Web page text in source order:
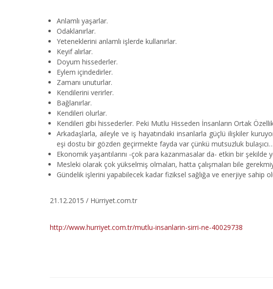
Anlamlı yaşarlar.
Odaklanırlar.
Yeteneklerini anlamlı işlerde kullanırlar.
Keyif alırlar.
Doyum hissederler.
Eylem içindedirler.
Zamanı unuturlar.
Kendilerini verirler.
Bağlanırlar.
Kendileri olurlar.
Kendileri gibi hissederler. Peki Mutlu Hisseden İnsanların Ortak
Arkadaşlarla, aileyle ve iş hayatındaki insanlarla güçlü ilişkiler
eşi dostu bir gözden geçirmekte fayda var çünkü mutsuzluk
Ekonomik yaşantılarını -çok para kazanmasalar da- etkin bir şekilde
Mesleki olarak çok yükselmiş olmaları, hatta çalışmaları bile
Gündelik işlerini yapabilecek kadar fiziksel sağlığa ve enerjiye sahip
21.12.2015 / Hürriyet.com.tr
http://www.hurriyet.com.tr/mutlu-insanlarin-sirri-ne-40029738